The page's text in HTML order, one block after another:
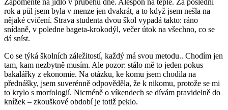
rok a půl jsem byla v menze jen dvakrát, a to když jsem nešla na
nějaké cvičení. Strava studenta dvou škol vypadá takto: ráno
snídaně, v poledne bageta-krokodýl, večer útok na všechno, co se
dá sníst.
Co se týká školních záležitostí, každý má svou metodu.. Chodím jen
tam, kam nezbytně musím. Ale pozor: stálo mě to jeden pokus
bakalářky z ekonomie. Na otázku, ke komu jsem chodila na
přednášky, jsem suverénně odpověděla, že k nikomu, protože se mi
to krylo s morfologií. Nicméně o víkendech se dívám pravidelně do
knížek – zkouškové období je totiž peklo.